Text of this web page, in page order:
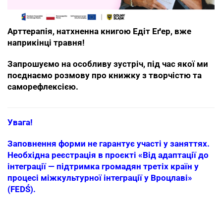
Арттерапія, натхненна книгою Едіт Еґер, вже
наприкінці травня!
Запрошуємо на особливу зустріч, під час якої ми
поєднаємо розмову про книжку з творчістю та
саморефлексією.
Увага!
Заповнення форми не гарантує участі у заняттях.
Необхідна реєстрація в проєкті «Від адаптації до
інтеграції — підтримка громадян третіх країн у
процесі міжкультурної інтеграції у Вроцлаві»
(FEDŚ).